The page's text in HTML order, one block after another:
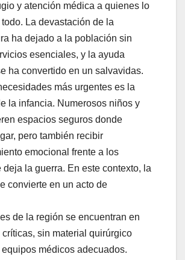
y atención médica a quienes lo
La devastación de la
ha dejado a la población sin
esenciales, y la ayuda
ha convertido en un salvavidas.
más urgentes es la
la infancia. Numerosos niños y
espacios seguros donde
pero también recibir
emocional frente a los
deja la guerra. En este contexto, la
convierte en un acto de
de la región se encuentran en
sin material quirúrgico
médicos adecuados.